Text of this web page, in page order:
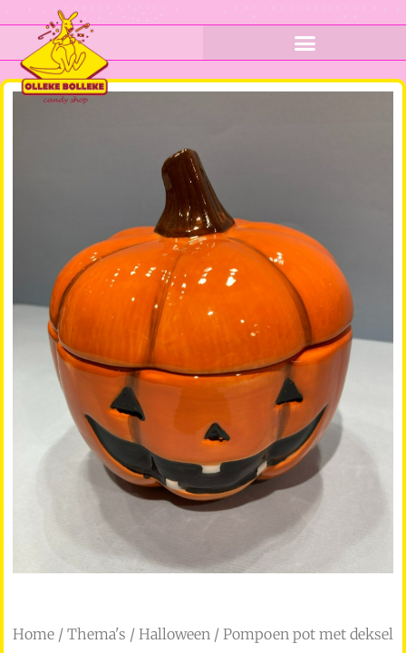
Home / Thema's / Halloween / Pompoen pot met deksel